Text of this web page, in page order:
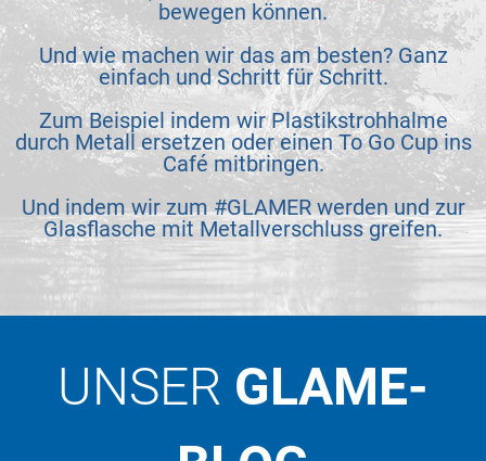
bewegen können.
Und wie machen wir das am besten? Ganz
einfach und Schritt für Schritt.
Zum Beispiel indem wir Plastikstrohhalme
durch Metall ersetzen oder einen To Go Cup ins
Café mitbringen.
Und indem wir zum #GLAMER werden und zur
Glasflasche mit Metallverschluss greifen.
UNSER GLAME-